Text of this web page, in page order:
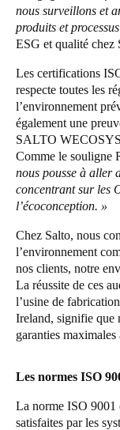
nous surveillons et
produits et processus
ESG et qualité
Les certifications
respecte toutes les
l’environnement
également une
SALTO
Comme le souligne
nous pousse à aller
concentrant sur les
l’écoconception. »
Chez Salto, nous
l’environnement
nos clients, notre
La réussite de ces
l’usine de
Ireland, signifie que
garanties
Les normes ISO
La norme ISO 9001
satisfaites par les